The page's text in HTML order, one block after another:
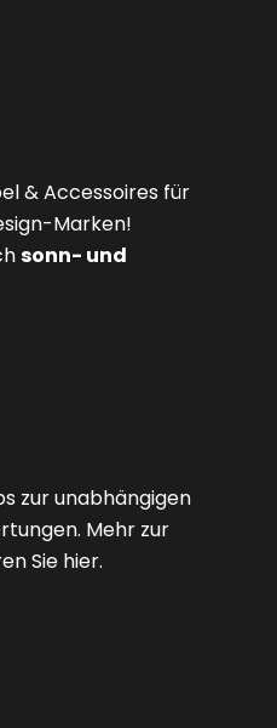
& Accessoires für
Marken!
sonn- und
zur unabhängigen
Mehr zur
Sie hier.